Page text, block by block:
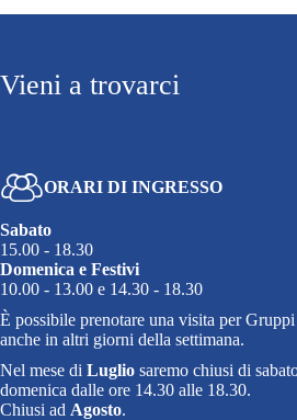
Vieni a trovarci
ORARI DI INGRESSO
Sabato
15.00 - 18.30
Domenica e Festivi
10.00 - 13.00 e 14.30 - 18.30
È possibile prenotare una visita per
anche in altri giorni della settimana.
Nel mese di Luglio saremo chiusi di
domenica dalle ore 14.30 alle 18.30.
Chiusi ad Agosto.